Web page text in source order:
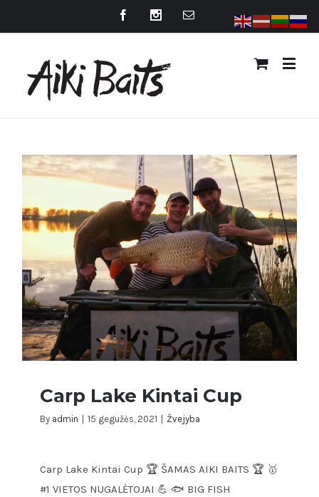
Carp Lake Kintai Cup
Carp Lake Kintai Cup
By admin 15 gegužės, 2021 Žvejyba
Carp Lake Kintai Cup 🏆 ŠAMAS AIKI BAITS 🏆 🥇
#1 VIETOS NUGALĖTOJAI 💪 🐟 BIG FISH